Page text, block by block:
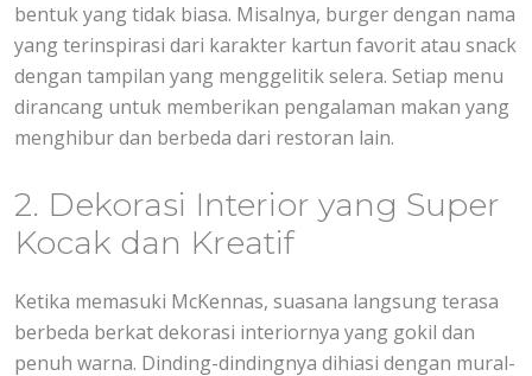
bentuk yang tidak biasa. Misalnya, burger dengan nama
yang terinspirasi dari karakter kartun favorit atau snack
dengan tampilan yang menggelitik selera. Setiap menu
dirancang untuk memberikan pengalaman makan yang
menghibur dan berbeda dari restoran lain.
2. Dekorasi Interior yang Super
Kocak dan Kreatif
Ketika memasuki McKennas, suasana langsung terasa
berbeda berkat dekorasi interiornya yang gokil dan
penuh warna. Dinding-dindingnya dihiasi dengan mural-